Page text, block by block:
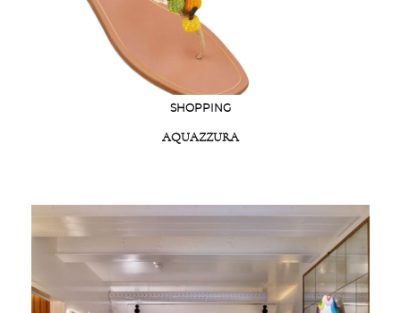
SHOPPING
AQUAZZURA